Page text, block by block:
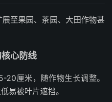
至果园、茶园、大田作物甚
心防线
20厘米，随作物生长调整。
易被叶片遮挡。